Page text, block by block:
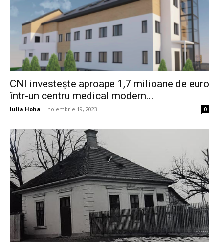
CNI investește aproape 1,7 milioane de euro
într-un centru medical modern...
Iulia Hoha - noiembrie 19, 2023 0